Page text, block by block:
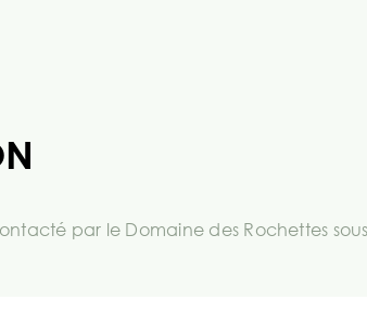
par le Domaine des Rochettes